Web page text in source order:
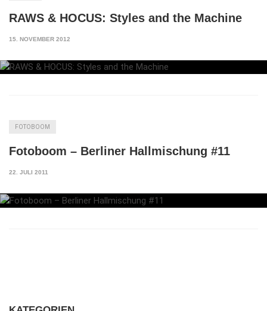
RAWS & HOCUS: Styles and the Machine
15. NOVEMBER 2012
FOTOBOOM
Fotoboom – Berliner Hallmischung #11
22. JULI 2011